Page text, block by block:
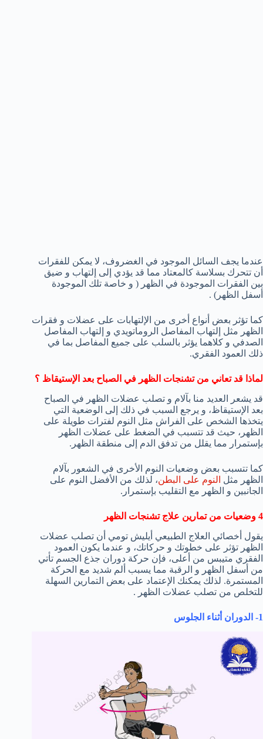
عندما يجف السائل الموجود في الغضروف، لا يمكن للفقرات
أن تتحرك بسلاسة كالمعتاد مما قد يؤدي إلى إلتهاب و ضيق
بين الفقرات الموجودة في الظهر ( و خاصة تلك الموجودة
أسفل الظهر) .
كما تؤثر بعض أنواع أخرى من الإلتهابات على عضلات و فقرات
الظهر مثل إلتهاب المفاصل الروماتويدي و إلتهاب المفاصل
الصدفي و كلاهما يؤثر بالسلب على جميع المفاصل بما في
ذلك العمود الفقري.
لماذا قد تعاني من تشنجات الظهر في الصباح بعد الإستيقاظ ؟
قد يشعر العديد منا بآلام و تصلب عضلات الظهر في الصباح
بعد الإستيقاظ، و يرجع السبب في ذلك إلى الوضعية التي
يتخذها الشخص على الفراش مثل النوم لفترات طويلة على
الظهر، حيث قد تتسبب في الضغط على عضلات الظهر
بإستمرار مما يقلل من تدفق الدم إلى منطقة الظهر.
كما تتسبب بعض وضعيات النوم الأخرى في الشعور بآلام
الظهر مثل النوم على البطن، لذلك من الأفضل النوم على
الجانبين و الظهر مع التقليب بإستمرار.
4 وضعيات من تمارين علاج تشنجات الظهر
يقول أخصائي العلاج الطبيعي أيليش تومي أن تصلب عضلات
الظهر تؤثر على خطوتك و حركاتك، و عندما يكون العمود
الفقري متيبس من أعلى، فإن حركة دوران جذع الجسم تأتي
من أسفل الظهر و الرقبة مما يسبب ألم شديد مع الحركة
المستمرة. لذلك يمكنك الإعتماد على بعض التمارين السهلة
للتخلص من تصلب عضلات الظهر .
1- الدوران أثناء الجلوس